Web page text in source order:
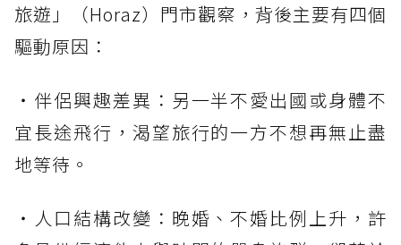
旅遊」（Horaz）門市觀察，背後主要有四個
驅動原因：
・伴侶興趣差異：另一半不愛出國或身體不
宜長途飛行，渴望旅行的一方不想再無止盡
地等待。
・人口結構改變：晚婚、不婚比例上升，許